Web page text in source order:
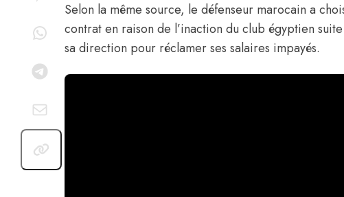
Selon la même source, le défenseur marocain a
contrat en raison de l’inaction du club égyptien
sa direction pour réclamer ses salaires impayés.